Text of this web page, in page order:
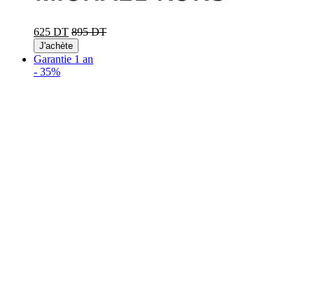
625 DT 895 DT
J'achète
Garantie 1 an
- 35%